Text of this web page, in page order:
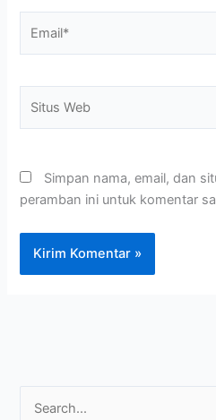
Simpan nama, email, dan
peramban ini untuk komentar